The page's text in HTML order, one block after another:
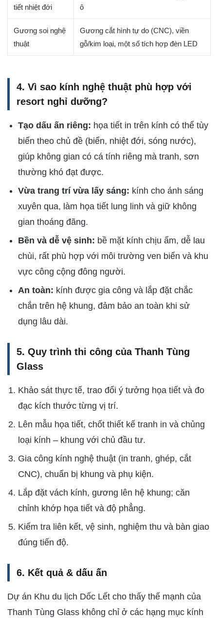
tiết nhiệt đới
ô
Gương soi nghệ
thuật
Gương cắt hình tự do (CNC), viền
gỗ/kim loại, một số tích hợp đèn LED
4. Vì sao kính nghệ thuật phù hợp với
resort nghỉ dưỡng?
Tạo dấu ấn riêng: họa tiết in trên kính có thể tùy
biến theo chủ đề (biển, nhiệt đới, sóng nước),
giúp không gian có cá tính riêng mà tranh, sơn
thường khó đạt được.
Vừa trang trí vừa lấy sáng: kính cho ánh sáng
xuyên qua, làm họa tiết lung linh và giữ không
gian thoáng đãng.
Bền và dễ vệ sinh: bề mặt kính chịu ẩm, dễ lau
chùi, rất phù hợp với môi trường ven biển và khu
vực công cộng đông người.
An toàn: kính được gia công và lắp đặt chắc
chắn trên hệ khung, đảm bảo an toàn khi sử
dụng lâu dài.
5. Quy trình thi công của Thanh Tùng
Glass
Khảo sát thực tế, trao đổi ý tưởng họa tiết và đo
đạc kích thước từng vị trí.
Lên mẫu họa tiết, chốt thiết kế tranh in và chủng
loại kính – khung với chủ đầu tư.
Gia công kính nghệ thuật (in tranh, ghép, cắt
CNC), chuẩn bị khung và phụ kiện.
Lắp đặt vách kính, gương lên hệ khung; căn
chỉnh khớp họa tiết và độ phẳng.
Kiểm tra liên kết, vệ sinh, nghiệm thu và bàn giao
đúng tiến độ.
6. Kết quả & dấu ấn
Dự án Khu du lịch Dốc Lết cho thấy thế mạnh của
Thanh Tùng Glass không chỉ ở các hạng mục kính